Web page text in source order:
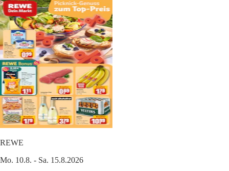
REWE
Mo. 10.8. - Sa. 15.8.2026